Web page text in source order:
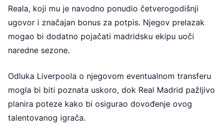
Reala, koji mu je navodno ponudio četverogodišnji
ugovor i značajan bonus za potpis. Njegov prelazak
mogao bi dodatno pojačati madridsku ekipu uoči
naredne sezone.
Odluka Liverpoola o njegovom eventualnom transferu
mogla bi biti poznata uskoro, dok Real Madrid pažljivo
planira poteze kako bi osigurao dovođenje ovog
talentovanog igrača.